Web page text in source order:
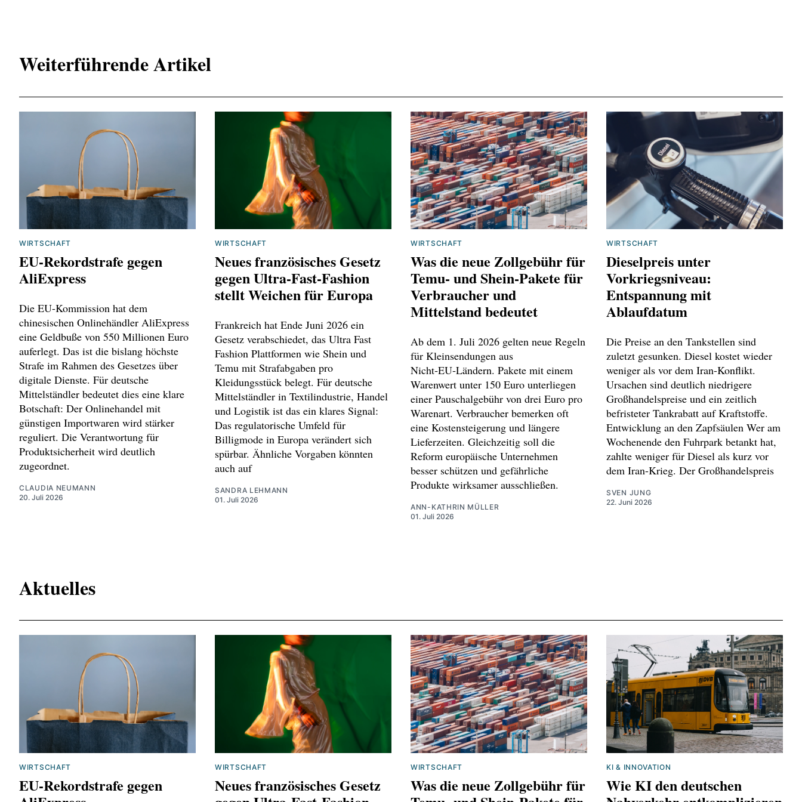
https://www.chemietechnik.de/markt/bittere-bilanz-chemie-und-
pharmaindustrie-797.html
https://www.ikb.de/resource/blob/14626/2f86988b65f80b4d04188e3656ac93
1b/250108-ausblick-chemieindustrie-2025-data.pdf
https://www.chemie.de/news/1187526/herbstdepression-im-chemie-und-
pharmageschaeft.html
https://www.ikb.de/de/firmenkunden/investitionsverhalten-deutscher-
chemieunternehmen-2025-weiter-mit-zurueckhaltung-zu-rechnen
Weiterführende Artikel
WIRTSCHAFT
EU-Rekordstrafe gegen
AliExpress
Die EU-Kommission hat dem
chinesischen Onlinehändler AliExpress
eine Geldbuße von 550 Millionen Euro
auferlegt. Das ist die bislang höchste
Strafe im Rahmen des Gesetzes über
digitale Dienste. Für deutsche
Mittelständler bedeutet dies eine klare
Botschaft: Der Onlinehandel mit
günstigen Importwaren wird stärker
reguliert. Die Verantwortung für
Produktsicherheit wird deutlich
zugeordnet.
CLAUDIA NEUMANN
20. Juli 2026
WIRTSCHAFT
Neues französisches Gesetz
gegen Ultra-Fast-Fashion
stellt Weichen für Europa
Frankreich hat Ende Juni 2026 ein
Gesetz verabschiedet, das Ultra Fast
Fashion Plattformen wie Shein und
Temu mit Strafabgaben pro
Kleidungsstück belegt. Für deutsche
Mittelständler in Textilindustrie, Handel
und Logistik ist das ein klares Signal:
Das regulatorische Umfeld für
Billigmode in Europa verändert sich
spürbar. Ähnliche Vorgaben könnten
auch auf
SANDRA LEHMANN
01. Juli 2026
WIRTSCHAFT
Was die neue Zollgebühr für
Temu‑ und Shein‑Pakete für
Verbraucher und
Mittelstand bedeutet
Ab dem 1. Juli 2026 gelten neue Regeln
für Kleinsendungen aus
Nicht‑EU‑Ländern. Pakete mit einem
Warenwert unter 150 Euro unterliegen
einer Pauschalgebühr von drei Euro pro
Warenart. Verbraucher bemerken oft
eine Kostensteigerung und längere
Lieferzeiten. Gleichzeitig soll die
Reform europäische Unternehmen
besser schützen und gefährliche
Produkte wirksamer ausschließen.
ANN-KATHRIN MÜLLER
01. Juli 2026
WIRTSCHAFT
Dieselpreis unter
Vorkriegsniveau:
Entspannung mit
Ablaufdatum
Die Preise an den Tankstellen sind
zuletzt gesunken. Diesel kostet wieder
weniger als vor dem Iran-Konflikt.
Ursachen sind deutlich niedrigere
Großhandelspreise und ein zeitlich
befristeter Tankrabatt auf Kraftstoffe.
Entwicklung an den Zapfsäulen Wer am
Wochenende den Fuhrpark betankt hat,
zahlte weniger für Diesel als kurz vor
dem Iran-Krieg. Der Großhandelspreis
SVEN JUNG
22. Juni 2026
Aktuelles
WIRTSCHAFT
EU-Rekordstrafe gegen
WIRTSCHAFT
Neues französisches Gesetz
WIRTSCHAFT
Was die neue Zollgebühr für
KI & INNOVATION
Wie KI den deutschen